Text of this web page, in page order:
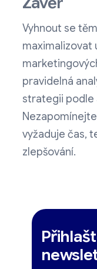
Vyhnout se
maximalizovat
pravidelná
strategii podle
vyžaduje čas,
zlepšování.